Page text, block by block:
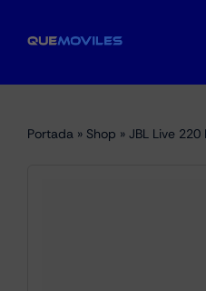
My account
Checkout
Portada » Shop » JBL Live